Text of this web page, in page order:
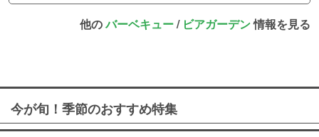
他のバーベキュー/ ビアガーデン情報を見る
今が旬！季節のおすすめ特集